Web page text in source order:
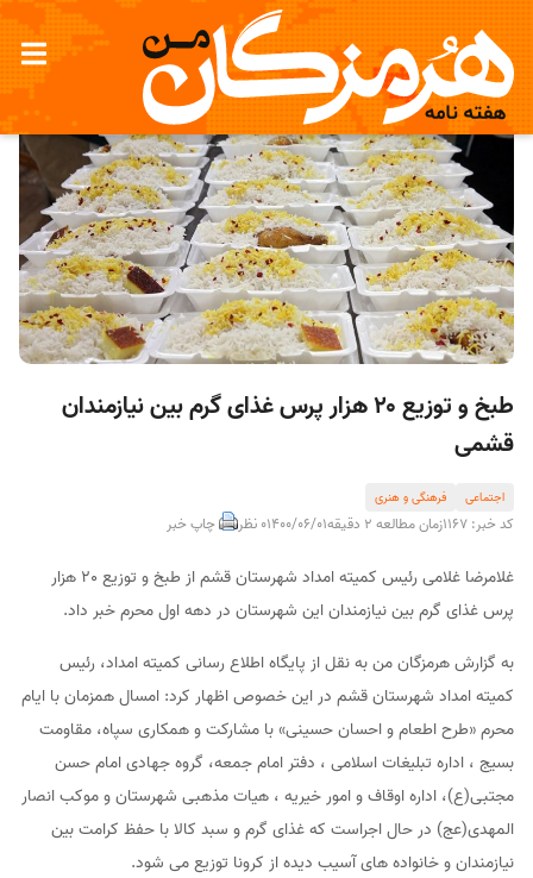
طبخ و توزیع ۲۰ هزار پرس غذای گرم بین نیازمندان
قشمی
اجتماعی فرهنگی و هنری
کد خبر: 1167 زمان مطالعه 2 دقیقه 1400/06/010 نظر چاپ خبر
غلامرضا غلامی رئیس کمیته امداد شهرستان قشم از طبخ و توزیع 20 هزار
پرس غذای گرم بین نیازمندان این شهرستان در دهه اول محرم خبر داد.
به گزارش هرمزگان من به نقل از پایگاه اطلاع رسانی کمیته امداد، رئیس
کمیته امداد شهرستان قشم در این خصوص اظهار کرد: امسال همزمان با ایام
محرم «طرح اطعام و احسان حسینی» با مشارکت و همکاری سپاه، مقاومت
بسیج ، اداره تبلیغات اسلامی ، دفتر امام جمعه، گروه جهادی امام حسن
مجتبی(ع)، اداره اوقاف و امور خیریه ، هیات مذهبی شهرستان و موکب انصار
المهدی(عج) در حال اجراست که غذای گرم و سبد کالا با حفظ کرامت بین
نیازمندان و خانواده های آسیب دیده از کرونا توزیع می شود.